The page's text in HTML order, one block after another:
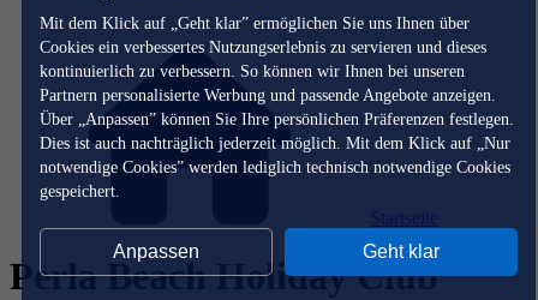
Mit dem Klick auf „Geht klar” ermöglichen Sie uns Ihnen über
Cookies ein verbessertes Nutzungserlebnis zu servieren und dieses
kontinuierlich zu verbessern. So können wir Ihnen bei unseren
Partnern personalisierte Werbung und passende Angebote anzeigen.
Über „Anpassen” können Sie Ihre persönlichen Präferenzen festlegen.
Dies ist auch nachträglich jederzeit möglich. Mit dem Klick auf „Nur
notwendige Cookies” werden lediglich technisch notwendige Cookies
gespeichert.
Anpassen Geht klar
Perla Beach Holiday Club